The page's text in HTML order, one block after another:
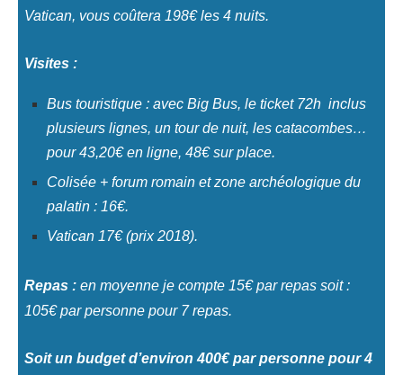
Vatican, vous coûtera 198€ les 4 nuits.
Visites :
Bus touristique : avec Big Bus, le ticket 72h inclus
plusieurs lignes, un tour de nuit, les catacombes…
pour 43,20€ en ligne, 48€ sur place.
Colisée + forum romain et zone archéologique du
palatin : 16€.
Vatican 17€ (prix 2018).
Repas : en moyenne je compte 15€ par repas soit :
105€ par personne pour 7 repas.
Soit un budget d’environ 400€ par personne pour 4